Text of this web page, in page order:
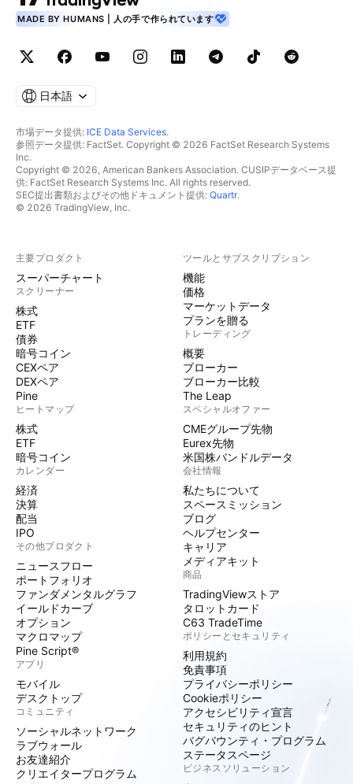
MADE BY HUMANS | 人の手で作られています
日本語
市場データ提供: ICE Data Services.
参照データ提供: FactSet. Copyright © 2026 FactSet Research Systems
Inc.
Copyright © 2026, American Bankers Association. CUSIPデータベース提
供: FactSet Research Systems Inc. All rights reserved.
SEC提出書類およびその他ドキュメント提供: Quartr.
© 2026 TradingView, Inc.
主要プロダクト
スーパーチャート
スクリーナー
株式
ETF
債券
暗号コイン
CEXペア
DEXペア
Pine
ヒートマップ
株式
ETF
暗号コイン
カレンダー
経済
決算
配当
IPO
その他プロダクト
ニュースフロー
ポートフォリオ
ファンダメンタルグラフ
イールドカーブ
オプション
マクロマップ
Pine Script®
アプリ
モバイル
デスクトップ
コミュニティ
ソーシャルネットワーク
ラブウォール
お友達紹介
クリエイタープログラム
ツールとサブスクリプション
機能
価格
マーケットデータ
プランを贈る
トレーディング
概要
ブローカー
ブローカー比較
The Leap
スペシャルオファー
CMEグループ先物
Eurex先物
米国株バンドルデータ
会社情報
私たちについて
スペースミッション
ブログ
ヘルプセンター
キャリア
メディアキット
商品
TradingViewストア
タロットカード
C63 TradeTime
ポリシーとセキュリティ
利用規約
免責事項
プライバシーポリシー
Cookieポリシー
アクセシビリティ宣言
セキュリティのヒント
バグバウンティ・プログラム
ステータスページ
ビジネスソリューション